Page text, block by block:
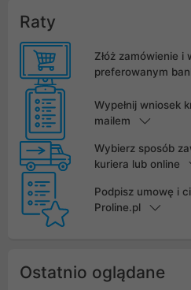
Raty
Złóż zamówienie i
preferowanym
Wypełnij wniosek
mailem
Wybierz sposób
kuriera lub online
Podpisz umowę i
Proline.pl
Ostatnio oglądane